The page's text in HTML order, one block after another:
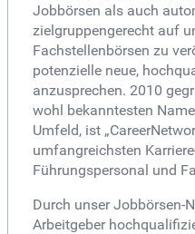
Jobbörsen als auch
zielgruppengerecht auf
Fachstellenbörsen zu
potenzielle neue,
anzusprechen. 2010
wohl bekanntesten
Umfeld, ist
umfangreichsten
Führungspersonal und
Durch unser Jobbörsen-
Arbeitgeber